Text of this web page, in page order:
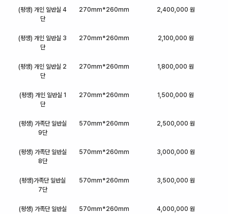
(평생) 개인 일반실 4
단
270mm*260mm 2,400,000 원
(평생) 개인 일반실 3
단
270mm*260mm 2,100,000 원
(평생) 개인 일반실 2
단
270mm*260mm 1,800,000 원
(평생) 개인 일반실 1
단
270mm*260mm 1,500,000 원
(평생) 가족단 일반실
9단
570mm*260mm 2,500,000 원
(평생) 가족단 일반실
8단
570mm*260mm 3,000,000 원
(평생)가족단 일반실
7단
570mm*260mm 3,500,000 원
(평생) 가족단 일반실
570mm*260mm 4,000,000 원